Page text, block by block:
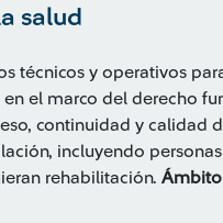
salud
técnicos y operativos
el marco del derecho
continuidad y calidad
incluyendo
rehabilitación.